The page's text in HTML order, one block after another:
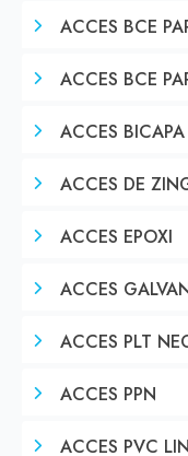
ACCES BCE
ACCES BCE
ACCES BICAPA
ACCES DE
ACCES EPOXI
ACCES
ACCES PLT
ACCES PPN
ACCES PVC